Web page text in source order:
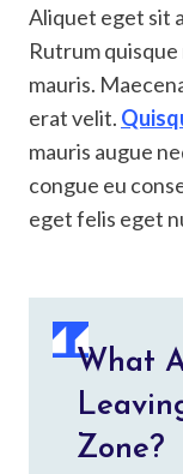
Aliquet eget sit
Rutrum
mauris.
erat velit.
mauris augue
congue eu
eget felis eget
What
Zone?